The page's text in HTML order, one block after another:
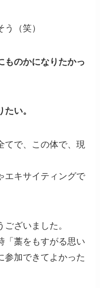
（笑）
ものかになりたかっ
い。
てで、この体で、現
エキサイティングで
ざいました。
「藁をもすがる思い
参加できてよかった